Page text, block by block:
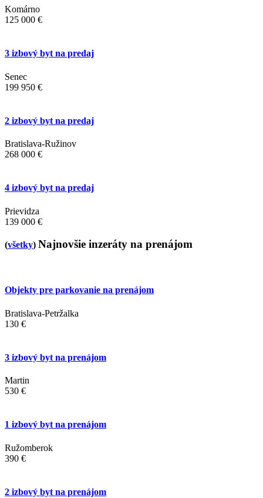
Komárno
125 000 €
3 izbový byt na predaj
Senec
199 950 €
2 izbový byt na predaj
Bratislava-Ružinov
268 000 €
4 izbový byt na predaj
Prievidza
139 000 €
(všetky) Najnovšie inzeráty na prenájom
Objekty pre parkovanie na prenájom
Bratislava-Petržalka
130 €
3 izbový byt na prenájom
Martin
530 €
1 izbový byt na prenájom
Ružomberok
390 €
2 izbový byt na prenájom